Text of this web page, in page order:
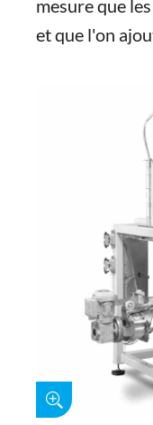
mesure que
et que l'on